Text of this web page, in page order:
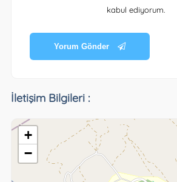
kabul ediyorum.
Yorum Gönder
İletişim Bilgileri :
+
−